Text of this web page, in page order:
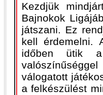
Kezdjük
Bajnokok
játszani. Ez
kell érdemelni.
időben ütik a
válogatott
a felkészülést